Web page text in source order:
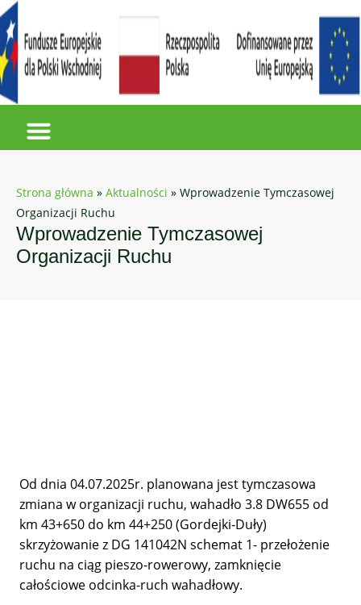
Strona główna » Aktualności » Wprowadzenie Tymczasowej
Organizacji Ruchu
Wprowadzenie Tymczasowej
Organizacji Ruchu
Od dnia 04.07.2025r. planowana jest tymczasowa
zmiana w organizacji ruchu, wahadło 3.8 DW655 od
km 43+650 do km 44+250 (Gordejki-Duły)
skrzyżowanie z DG 141042N schemat 1- przełożenie
ruchu na ciąg pieszo-rowerowy, zamknięcie
całościowe odcinka-ruch wahadłowy.